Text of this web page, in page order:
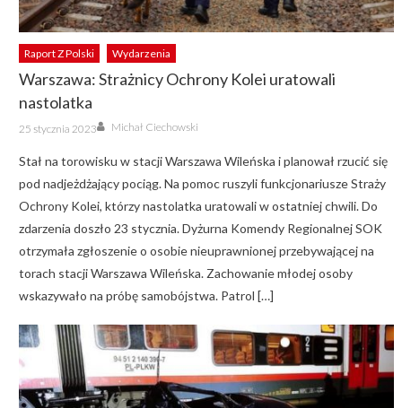
Raport Z Polski Wydarzenia
Warszawa: Strażnicy Ochrony Kolei uratowali
nastolatka
Posted
on
25 stycznia 2023 Author
Michał Ciechowski
Stał na torowisku w stacji Warszawa Wileńska i planował rzucić się
pod nadjeżdżający pociąg. Na pomoc ruszyli funkcjonariusze Straży
Ochrony Kolei, którzy nastolatka uratowali w ostatniej chwili. Do
zdarzenia doszło 23 stycznia. Dyżurna Komendy Regionalnej SOK
otrzymała zgłoszenie o osobie nieuprawnionej przebywającej na
torach stacji Warszawa Wileńska. Zachowanie młodej osoby
wskazywało na próbę samobójstwa. Patrol […]